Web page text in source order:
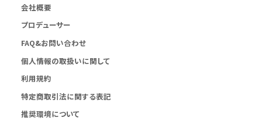
会社概要
プロデューサー
FAQ&お問い合わせ
個人情報の取扱いに関して
利用規約
特定商取引法に関する表記
推奨環境について